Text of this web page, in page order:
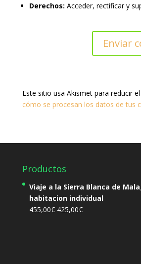
Derechos: Acceder, rectificar y
Este sitio usa Akismet para reducir
cómo se procesan los datos de tus
Productos
Viaje a la Sierra Blanca de
habitacion individual
455,00€ El
425,00€El